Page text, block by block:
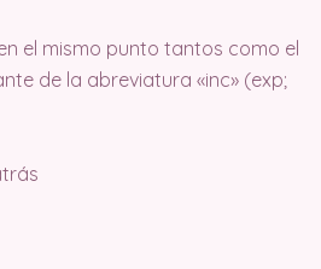
el mismo punto tantos como el
de la abreviatura «inc» (exp;